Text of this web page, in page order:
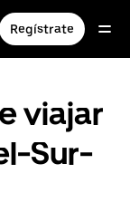
Regístrate
viajar
Sur-